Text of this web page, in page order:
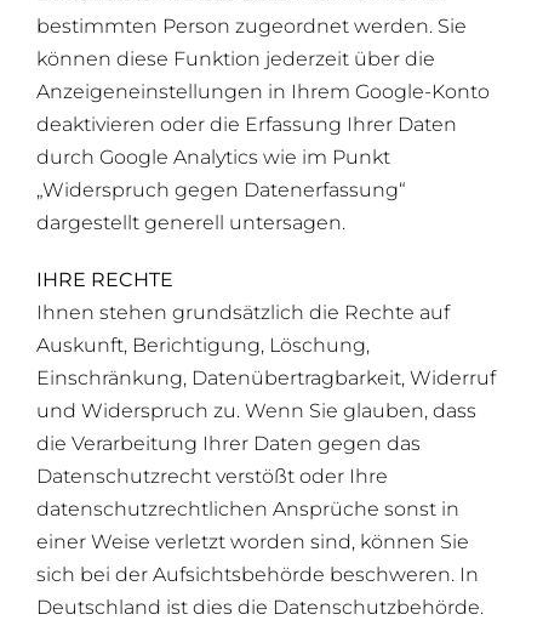
bestimmten Person zugeordnet werden. Sie
können diese Funktion jederzeit über die
Anzeigeneinstellungen in Ihrem Google-Konto
deaktivieren oder die Erfassung Ihrer Daten
durch Google Analytics wie im Punkt
„Widerspruch gegen Datenerfassung“
dargestellt generell untersagen.
IHRE RECHTE
Ihnen stehen grundsätzlich die Rechte auf
Auskunft, Berichtigung, Löschung,
Einschränkung, Datenübertragbarkeit, Widerruf
und Widerspruch zu. Wenn Sie glauben, dass
die Verarbeitung Ihrer Daten gegen das
Datenschutzrecht verstößt oder Ihre
datenschutzrechtlichen Ansprüche sonst in
einer Weise verletzt worden sind, können Sie
sich bei der Aufsichtsbehörde beschweren. In
Deutschland ist dies die Datenschutzbehörde.